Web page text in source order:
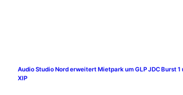
Audio Studio Nord erweitert Mietpark um GLP JDC Burst 1
XIP